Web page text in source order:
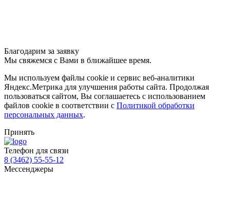
Благодарим за заявку
Мы свяжемся с Вами в ближайшее время.
Мы используем файлы cookie и сервис веб-аналитики
Яндекс.Метрика для улучшения работы сайта. Продолжая
пользоваться сайтом, Вы соглашаетесь с использованием
файлов cookie в соответствии с Политикой обработки
персональных данных.
Принять
Телефон для связи
8 (3462) 55-55-12
Мессенджеры